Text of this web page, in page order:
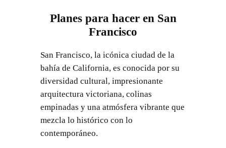
Planes para hacer en San
Francisco
San Francisco, la icónica ciudad de la
bahía de California, es conocida por su
diversidad cultural, impresionante
arquitectura victoriana, colinas
empinadas y una atmósfera vibrante que
mezcla lo histórico con lo
contemporáneo.